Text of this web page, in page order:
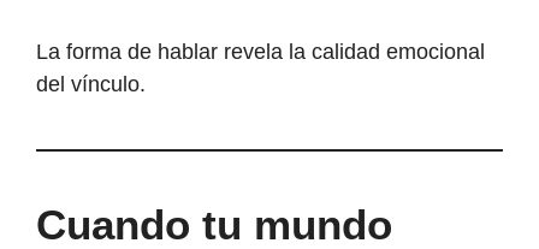
La forma de hablar revela la calidad emocional
del vínculo.
Cuando tu mundo